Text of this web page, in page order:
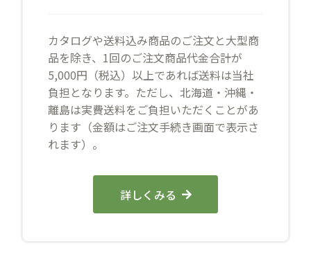
カタログや送料込み商品のご注文と大型商
品を除き、1回のご注文商品代金合計が
5,000円（税込）以上であれば送料は当社
負担となります。ただし、北海道・沖縄・
離島は実費送料をご負担いただくことがあ
ります（金額はご注文手続き画面で表示さ
れます）。
詳しくみる